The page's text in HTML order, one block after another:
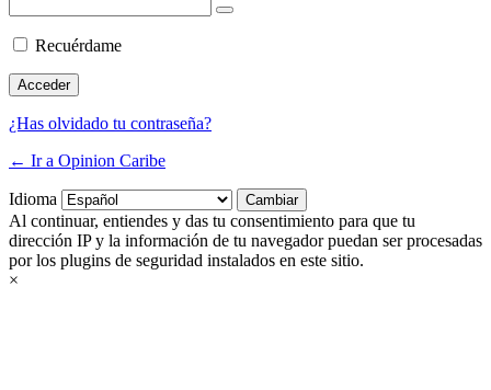
Recuérdame
¿Has olvidado tu contraseña?
← Ir a Opinion Caribe
Idioma
Al continuar, entiendes y das tu consentimiento para que tu
dirección IP y la información de tu navegador puedan ser procesadas
por los plugins de seguridad instalados en este sitio.
×